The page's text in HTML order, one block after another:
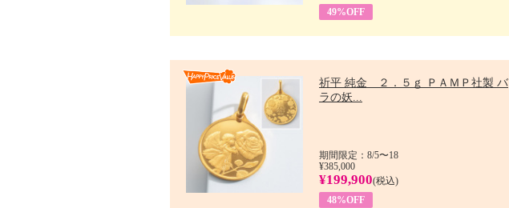
49%OFF
祈平 純金 ２．５ｇ ＰＡＭＰ社製 バ
ラの妖...
期間限定：8/5〜18
¥385,000
¥199,900(税込)
48%OFF